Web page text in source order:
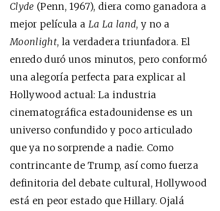
Clyde (Penn, 1967), diera como ganadora a
mejor película a La La land, y no a
Moonlight, la verdadera triunfadora. El
enredo duró unos minutos, pero conformó
una alegoría perfecta para explicar al
Hollywood actual: La industria
cinematográfica estadounidense es un
universo confundido y poco articulado
que ya no sorprende a nadie. Como
contrincante de Trump, así como fuerza
definitoria del debate cultural, Hollywood
está en peor estado que Hillary. Ojalá